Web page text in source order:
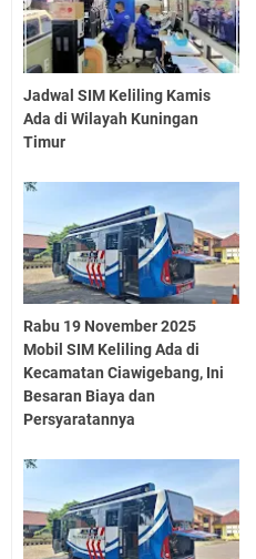
Jadwal SIM Keliling Kamis
Ada di Wilayah Kuningan
Timur
Rabu 19 November 2025
Mobil SIM Keliling Ada di
Kecamatan Ciawigebang, Ini
Besaran Biaya dan
Persyaratannya